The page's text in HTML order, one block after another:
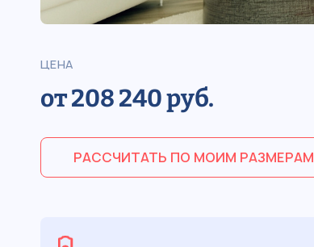
ЦЕНА
от 208 240 руб.
РАССЧИТАТЬ ПО МОИМ РАЗМЕРАМ